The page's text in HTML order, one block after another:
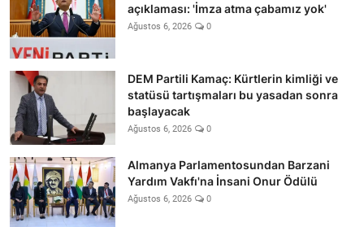
açıklaması: 'İmza atma çabamız yok'
Ağustos 6, 2026 0
DEM Partili Kamaç: Kürtlerin kimliği ve
statüsü tartışmaları bu yasadan sonra
başlayacak
Ağustos 6, 2026 0
Almanya Parlamentosundan Barzani
Yardım Vakfı'na İnsani Onur Ödülü
Ağustos 6, 2026 0